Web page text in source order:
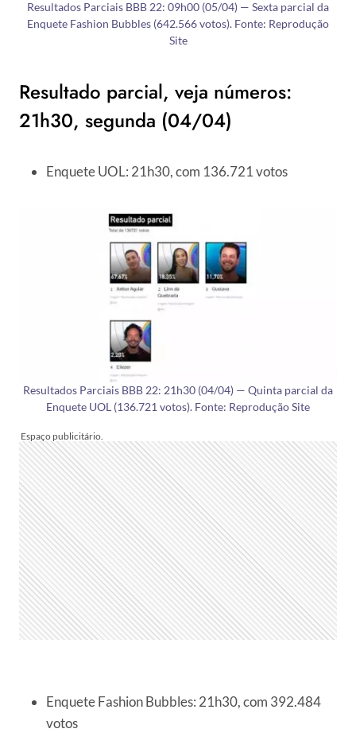
Resultados Parciais BBB 22: 09h00 (05/04) — Sexta parcial da
Enquete Fashion Bubbles (642.566 votos). Fonte: Reprodução
Site
Resultado parcial, veja números:
21h30, segunda (04/04)
Enquete UOL: 21h30, com 136.721 votos
Resultados Parciais BBB 22: 21h30 (04/04) — Quinta parcial da
Enquete UOL (136.721 votos). Fonte: Reprodução Site
Enquete Fashion Bubbles: 21h30, com 392.484
votos